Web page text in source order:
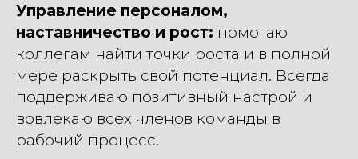
Управление персоналом,
наставничество и рост: помогаю
коллегам найти точки роста и в полной
мере раскрыть свой потенциал. Всегда
поддерживаю позитивный настрой и
вовлекаю всех членов команды в
рабочий процесс.